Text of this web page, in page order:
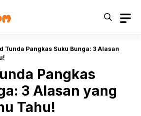
Tunda Pangkas Suku Bunga: 3 Alasan
Pangkas
3 Alasan yang
Tahu!